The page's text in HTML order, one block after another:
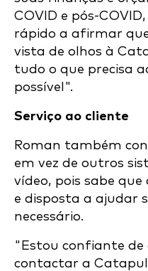
COVID e pós-
rápido a afirmar
vista de olhos à
tudo o que precisa
possível".
Serviço ao cliente
Roman também
em vez de outros
vídeo, pois sabe
e disposta a ajudar
necessário.
"Estou confiante de
contactar a